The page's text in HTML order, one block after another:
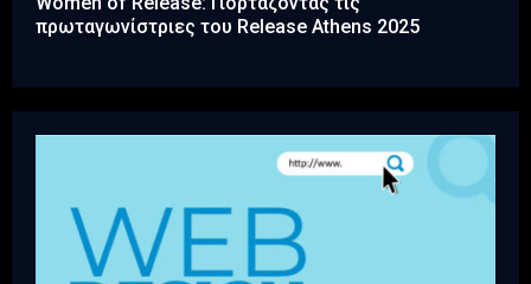
πρωταγωνίστριες του Release Athens 2025